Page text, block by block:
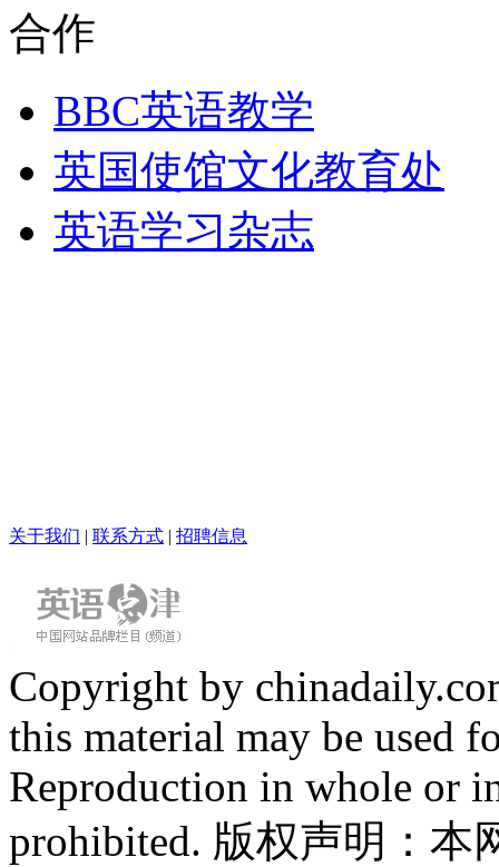
合作
BBC英语教学
英国使馆文化教育处
英语学习杂志
关于我们 | 联系方式 | 招聘信息
Copyright by
this material may be used
Reproduction in whole or
prohibited. 版权声明：